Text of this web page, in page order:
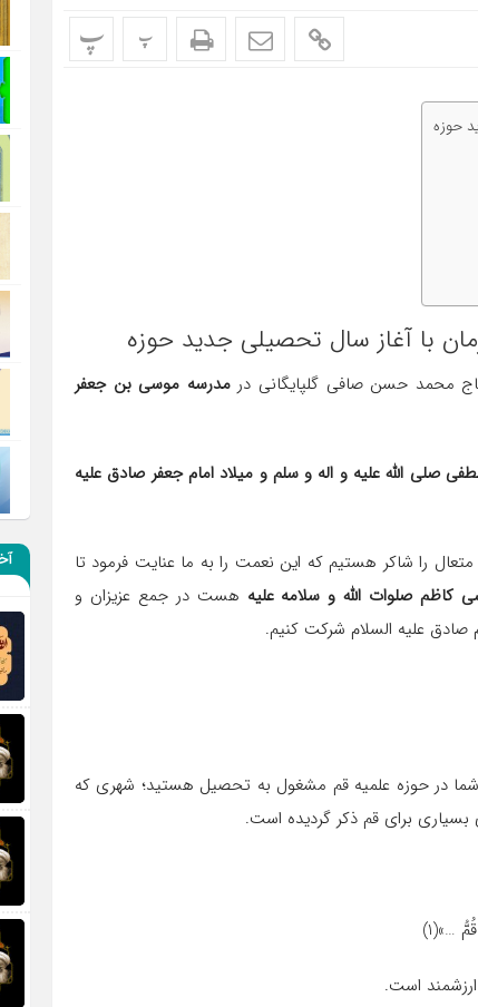
پ پ
حوزه
با آغاز سال تحصیلی جدید حوزه
محمد حسن صافی گلپایگانی درمدرسه موسی بن جعفر
الله علیه و اله و سلم و میلاد امام جعفر صادق علیه
را شاکر هستیم که این نعمت را به ما عنایت فرمود تا
کاظم صلوات الله و سلامه علیه هست در جمع عزیزان و
صادق علیه السلام شرکت کنیم.
شما در حوزه علمیه قم مشغول به تحصیل هستید؛ شهری که
برای قم ذکر گردیده است.
…»(1)
است.